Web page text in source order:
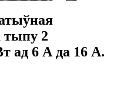
тыпу 2
ад 6 А да 16 А.